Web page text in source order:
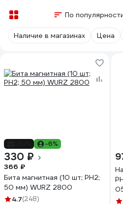
По
Наличие в магазинах Цена
-6%
330 ₽
366 ₽
Бита магнитная (10 шт; PH2;
50 мм) WURZ 2800
4.7(248)